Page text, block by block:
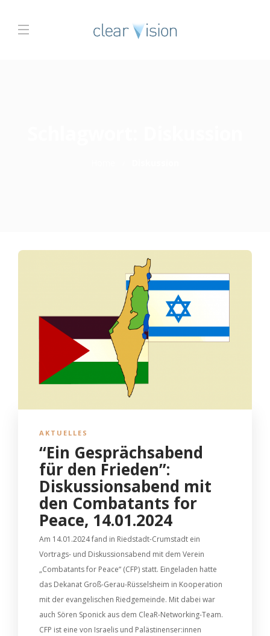
AKTUELLES
“Ein Gesprächsabend
für den Frieden”:
Diskussionsabend mit
den Combatants for
Peace, 14.01.2024
Am 14.01.2024 fand in Riedstadt-Crumstadt ein
Vortrags- und Diskussionsabend mit dem Verein
„Combatants for Peace“ (CFP) statt. Eingeladen hatte
das Dekanat Groß-Gerau-Rüsselsheim in Kooperation
mit der evangelischen Riedgemeinde. Mit dabei war
auch Sören Sponick aus dem CleaR-Networking-Team.
CFP ist eine von Israelis und Palästinenser:innen